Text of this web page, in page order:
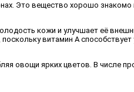
Это вещество хорошо
кожи и улучшает её
витамин А
овощи ярких цветов. В числе